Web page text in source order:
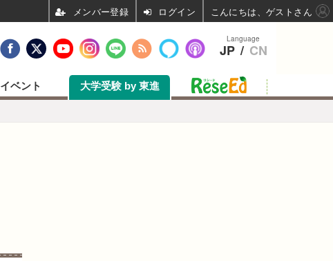
イベント 大学受験 by 東進
Language
JP / CN
ログイン こんにちは、ゲストさん